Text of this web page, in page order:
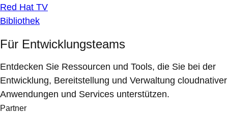
Red Hat TV
Bibliothek
Für Entwicklungsteams
Entdecken Sie Ressourcen und Tools, die Sie bei der
Entwicklung, Bereitstellung und Verwaltung cloudnativer
Anwendungen und Services unterstützen.
Partner